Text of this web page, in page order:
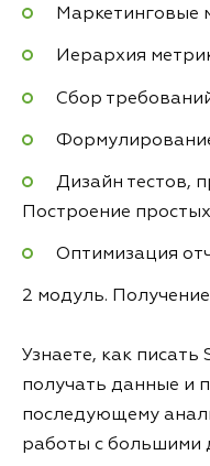
Маркетинговые
Иерархия
Сбор
Дизайн тестов,
Построение
Оптимизация
2 модуль.
Узнаете, как
получать данные и
последующему
работы с большими